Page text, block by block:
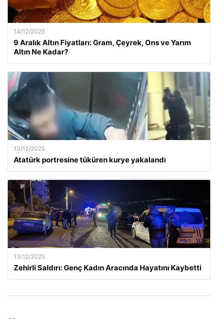
14/12/2025
9 Aralık Altın Fiyatları: Gram, Çeyrek, Ons ve Yarım
Altın Ne Kadar?
13/12/2025
Atatürk portresine tüküren kurye yakalandı
13/12/2025
Zehirli Saldırı: Genç Kadın Aracında Hayatını Kaybetti